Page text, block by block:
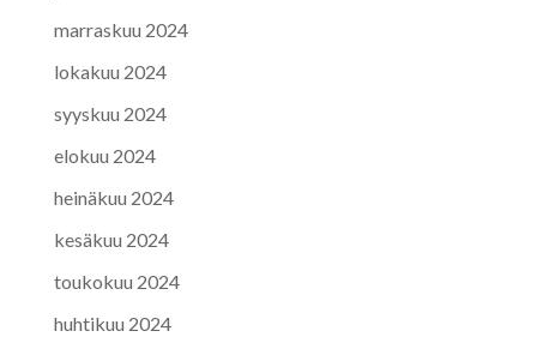
marraskuu 2024
lokakuu 2024
syyskuu 2024
elokuu 2024
heinäkuu 2024
kesäkuu 2024
toukokuu 2024
huhtikuu 2024